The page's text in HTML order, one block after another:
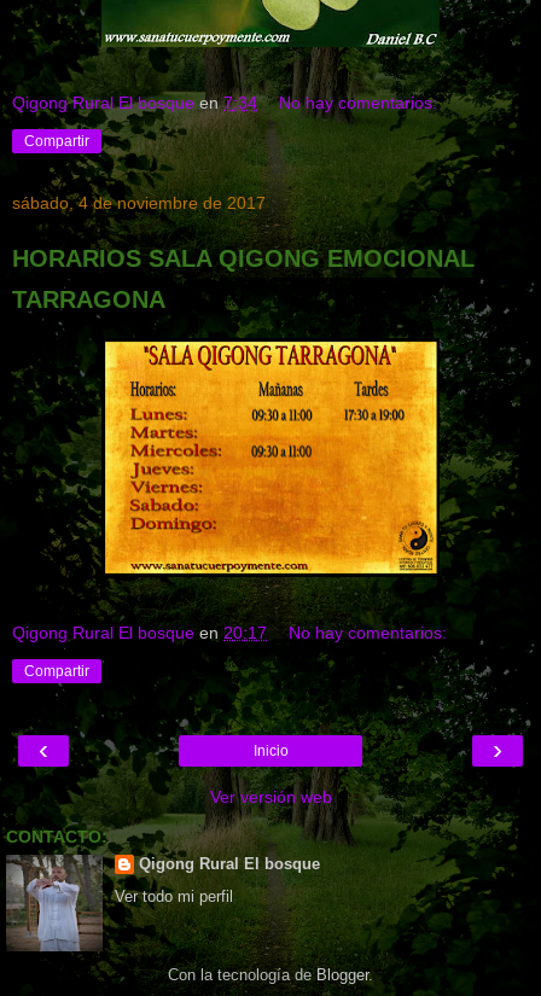
Qigong Rural El bosque en7:34 No hay comentarios:
Compartir
sábado, 4 de noviembre de 2017
HORARIOS SALA QIGONG EMOCIONAL
TARRAGONA
Qigong Rural El bosque en 20:17 No hay comentarios:
Compartir
‹ ›
Inicio
Ver versión web
CONTACTO:
Qigong Rural El bosque
Ver todo mi perfil
Con la tecnología deBlogger.